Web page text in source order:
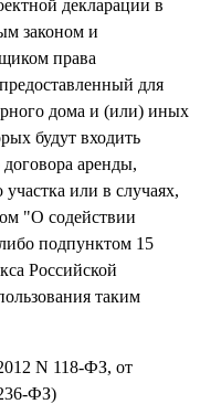
декларации в
законом и
права
для
дома и (или) иных
будут входить
договора аренды,
участка или в случаях,
"О содействии
подпунктом 15
Российской
таким
N 118-ФЗ, от
ФЗ)